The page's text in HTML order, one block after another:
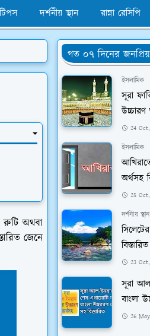
দর্শনীয় স্থান রান্না রেসিপি
রুটি অথবা
জেনে
গত ০৭ দিনের
ইসলামিক
সূরা
24
ইসলামিক
অর্থসহ
25
দর্শনীয় স্থান
23
সূরা
বাংলা
26